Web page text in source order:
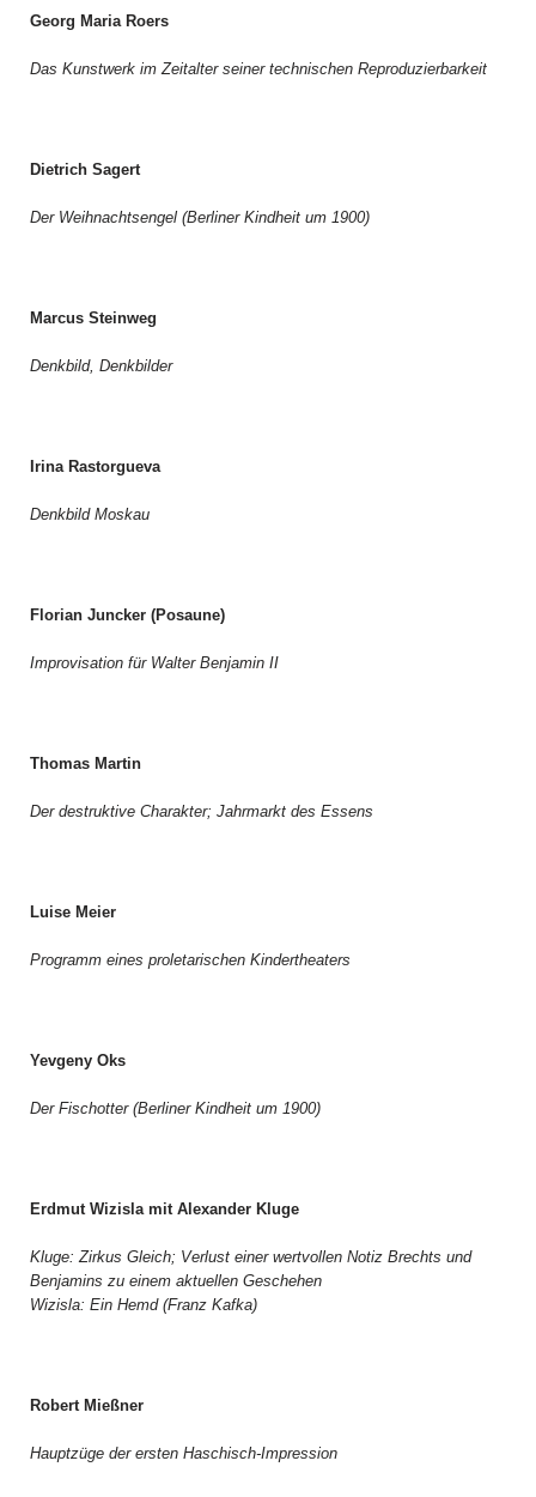
Georg Maria Roers
Das Kunstwerk im Zeitalter seiner technischen Reproduzierbarkeit
Dietrich Sagert
Der Weihnachtsengel (Berliner Kindheit um 1900)
Marcus Steinweg
Denkbild, Denkbilder
Irina Rastorgueva
Denkbild Moskau
Florian Juncker (Posaune)
Improvisation für Walter Benjamin II
Thomas Martin
Der destruktive Charakter; Jahrmarkt des Essens
Luise Meier
Programm eines proletarischen Kindertheaters
Yevgeny Oks
Der Fischotter (Berliner Kindheit um 1900)
Erdmut Wizisla mit Alexander Kluge
Kluge: Zirkus Gleich; Verlust einer wertvollen Notiz Brechts und
Benjamins zu einem aktuellen Geschehen
Wizisla: Ein Hemd (Franz Kafka)
Robert Mießner
Hauptzüge der ersten Haschisch-Impression